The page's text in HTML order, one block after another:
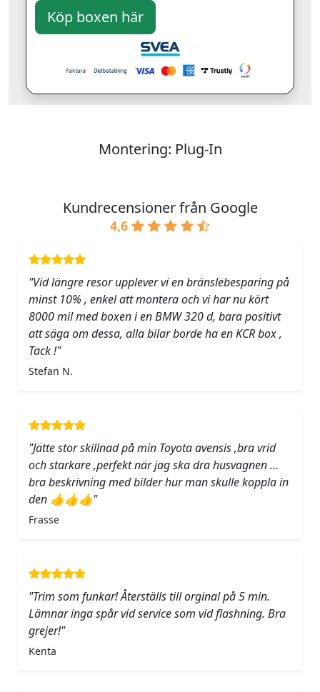
Montering: Plug-In
Kundrecensioner från Google
4,6
"Vid längre resor upplever vi en bränslebesparing på
minst 10% , enkel att montera och vi har nu kört
8000 mil med boxen i en BMW 320 d, bara positivt
att säga om dessa, alla bilar borde ha en KCR box ,
Tack !"
Stefan N.
"Jätte stor skillnad på min Toyota avensis ,bra vrid
och starkare ,perfekt när jag ska dra husvagnen …
bra beskrivning med bilder hur man skulle koppla in
den 👍👍👍"
Frasse
"Trim som funkar! Återställs till orginal på 5 min.
Lämnar inga spår vid service som vid flashning. Bra
grejer!"
Kenta